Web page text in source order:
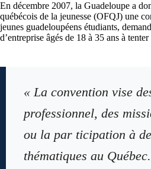
En décembre 2007, la Guadeloupe a
québécois de la jeunesse (OFQJ) une
jeunes guadeloupéens étudiants,
d’entreprise âgés de 18 à 35 ans à
« La convention vise
professionnel, des
ou la par ticipation à
thématiques au